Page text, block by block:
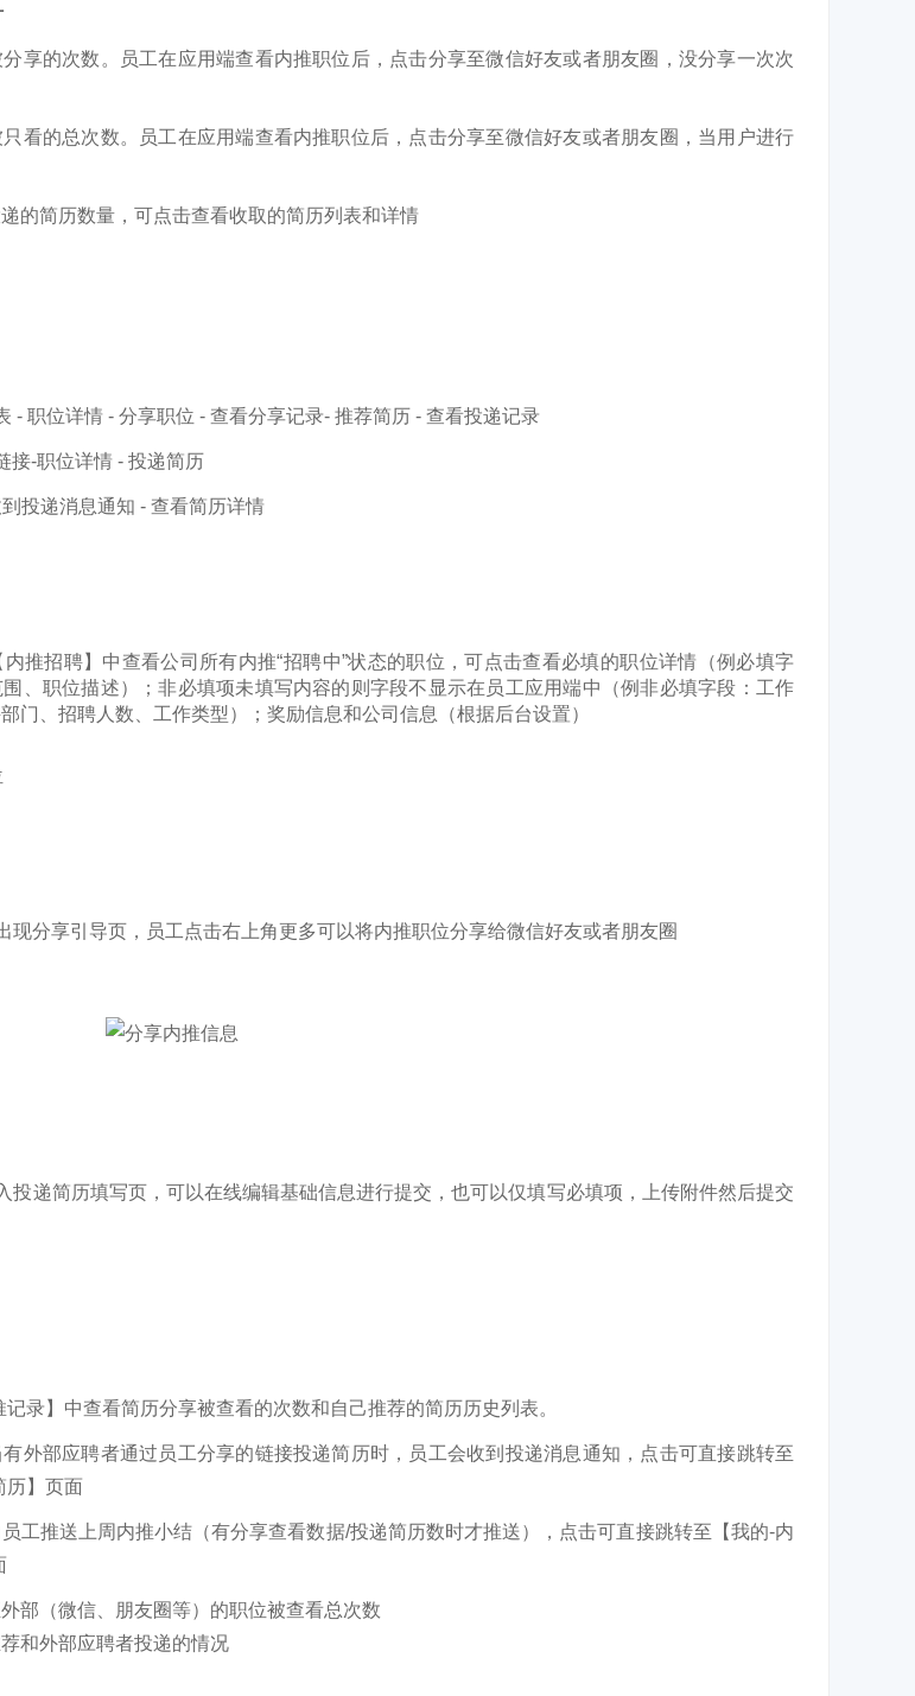
享的次数。员工在应用端查看内推职位后，点击分享至微信好友或者朋友圈，没分享一次次
看的总次数。员工在应用端查看内推职位后，点击分享至微信好友或者朋友圈，当用户进行
的简历数量，可点击查看收取的简历列表和详情
- 职位详情 - 分享职位 - 查看分享记录- 推荐简历 - 查看投递记录
接-职位详情 - 投递简历
投递消息通知 - 查看简历详情
推招聘】中查看公司所有内推“招聘中”状态的职位，可点击查看必填的职位详情（例必填字
围、职位描述）；非必填项未填写内容的则字段不显示在员工应用端中（例非必填字段：工作
门、招聘人数、工作类型）；奖励信息和公司信息（根据后台设置）
现分享引导页，员工点击右上角更多可以将内推职位分享给微信好友或者朋友圈
投递简历填写页，可以在线编辑基础信息进行提交，也可以仅填写必填项，上传附件然后提交
录】中查看简历分享被查看的次数和自己推荐的简历历史列表。
外部应聘者通过员工分享的链接投递简历时，员工会收到投递消息通知，点击可直接跳转至
历】页面
员工推送上周内推小结（有分享查看数据/投递简历数时才推送），点击可直接跳转至【我的-内
部（微信、朋友圈等）的职位被查看总次数
和外部应聘者投递的情况